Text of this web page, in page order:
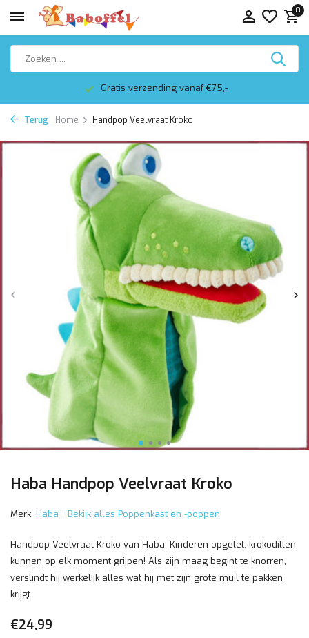
0
Gratis verzending vanaf €75,-
Terug Home Handpop Veelvraat Kroko
Haba Handpop Veelvraat Kroko
Merk: Haba Bekijk alles Poppenkast en -poppen
Handpop Veelvraat Kroko van Haba. Kinderen opgelet, krokodillen
kunnen op elk moment grijpen! Als zijn maag begint te knorren,
verslindt hij werkelijk alles wat hij met zijn grote muil te pakken
krijgt.
€24,99